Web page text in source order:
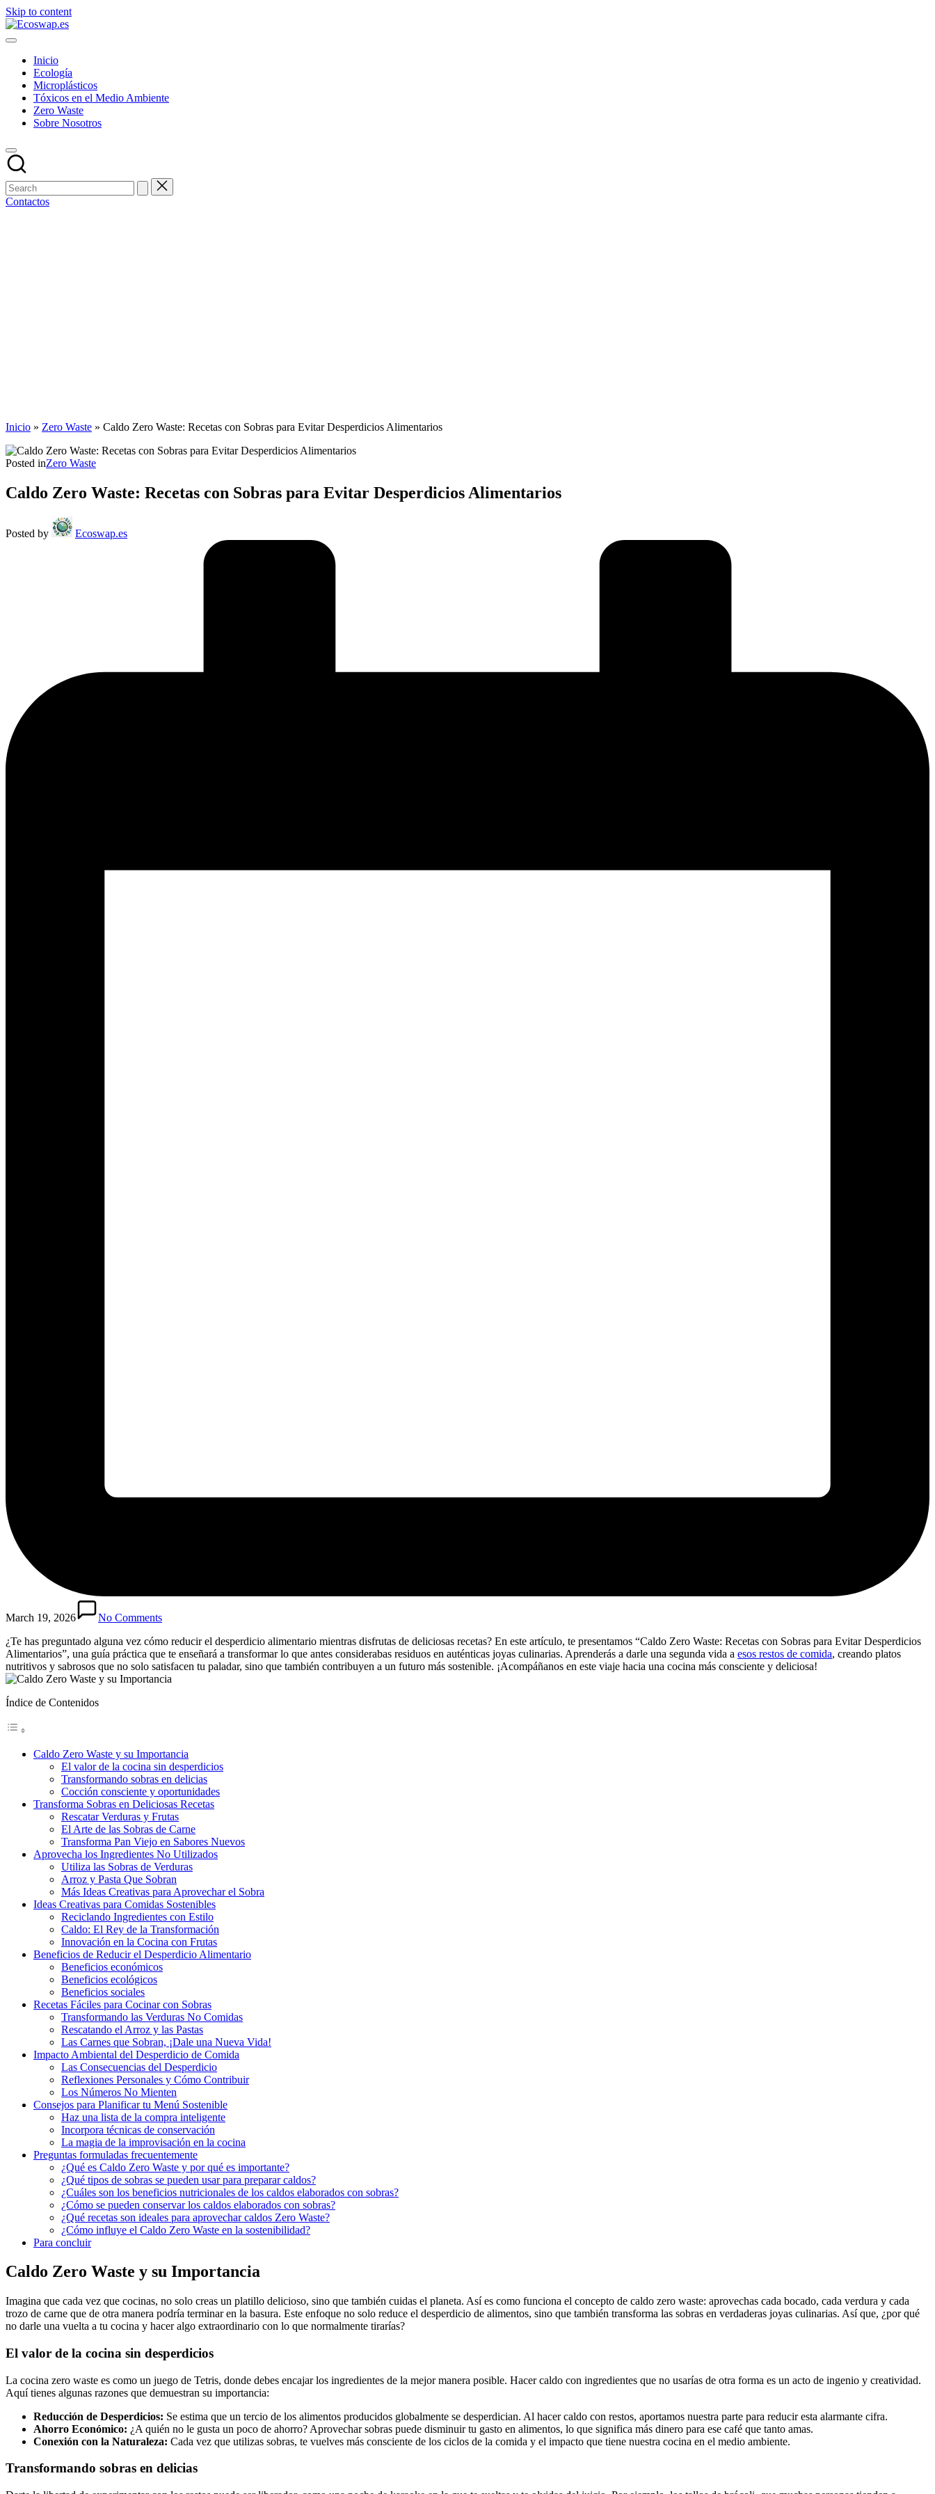
Skip to content
Inicio
Ecología
Microplásticos
Tóxicos en el Medio Ambiente
Zero Waste
Sobre Nosotros
Contactos
Inicio » Zero Waste » Caldo Zero Waste: Recetas con Sobras para Evitar Desperdicios Alimentarios
Posted inZero Waste
Caldo Zero Waste: Recetas con Sobras para Evitar Desperdicios Alimentarios
Posted by Ecoswap.es
March 19, 2026
No Comments
¿Te has preguntado alguna vez cómo reducir el desperdicio alimentario mientras disfrutas de deliciosas recetas? En este artículo, te presentamos “Caldo Zero Waste: Recetas con Sobras para Evitar Desperdicios
Alimentarios”, una guía práctica que te enseñará a transformar lo que antes considerabas residuos en auténticas joyas culinarias. Aprenderás a darle una segunda vida a esos restos de comida, creando platos
nutritivos y sabrosos que no solo satisfacen tu paladar, sino que también contribuyen a un futuro más sostenible. ¡Acompáñanos en este viaje hacia una cocina más consciente y deliciosa!
Índice de Contenidos
Caldo Zero Waste y su Importancia
El valor de la cocina sin desperdicios
Transformando sobras en delicias
Cocción consciente y oportunidades
Transforma Sobras en Deliciosas Recetas
Rescatar Verduras y Frutas
El Arte de las Sobras de Carne
Transforma Pan Viejo en Sabores Nuevos
Aprovecha los Ingredientes No Utilizados
Utiliza las Sobras de Verduras
Arroz y Pasta Que Sobran
Más Ideas Creativas para Aprovechar el Sobra
Ideas Creativas para Comidas Sostenibles
Reciclando Ingredientes con Estilo
Caldo: El Rey de la Transformación
Innovación en la Cocina con Frutas
Beneficios de Reducir el Desperdicio Alimentario
Beneficios económicos
Beneficios ecológicos
Beneficios sociales
Recetas Fáciles para Cocinar con Sobras
Transformando las Verduras No Comidas
Rescatando el Arroz y las Pastas
Las Carnes que Sobran, ¡Dale una Nueva Vida!
Impacto Ambiental del Desperdicio de Comida
Las Consecuencias del Desperdicio
Reflexiones Personales y Cómo Contribuir
Los Números No Mienten
Consejos para Planificar tu Menú Sostenible
Haz una lista de la compra inteligente
Incorpora técnicas de conservación
La magia de la improvisación en la cocina
Preguntas formuladas frecuentemente
¿Qué es Caldo Zero Waste y por qué es importante?
¿Qué tipos de sobras se pueden usar para preparar caldos?
¿Cuáles son los beneficios nutricionales de los caldos elaborados con sobras?
¿Cómo se pueden conservar los caldos elaborados con sobras?
¿Qué recetas son ideales para aprovechar caldos Zero Waste?
¿Cómo influye el Caldo Zero Waste en la sostenibilidad?
Para concluir
Caldo Zero Waste y su Importancia
Imagina que cada vez que cocinas, no solo creas un platillo delicioso, sino que también cuidas el planeta. Así es como funciona el concepto de caldo zero waste: aprovechas cada bocado, cada verdura y cada
trozo de carne que de otra manera podría terminar en la basura. Este enfoque no solo reduce el desperdicio de alimentos, sino que también transforma las sobras en verdaderas joyas culinarias. Así que, ¿por qué
no darle una vuelta a tu cocina y hacer algo extraordinario con lo que normalmente tirarías?
El valor de la cocina sin desperdicios
La cocina zero waste es como un juego de Tetris, donde debes encajar los ingredientes de la mejor manera posible. Hacer caldo con ingredientes que no usarías de otra forma es un acto de ingenio y creatividad.
Aquí tienes algunas razones que demuestran su importancia:
Reducción de Desperdicios: Se estima que un tercio de los alimentos producidos globalmente se desperdician. Al hacer caldo con restos, aportamos nuestra parte para reducir esta alarmante cifra.
Ahorro Económico: ¿A quién no le gusta un poco de ahorro? Aprovechar sobras puede disminuir tu gasto en alimentos, lo que significa más dinero para ese café que tanto amas.
Conexión con la Naturaleza: Cada vez que utilizas sobras, te vuelves más consciente de los ciclos de la comida y el impacto que tiene nuestra cocina en el medio ambiente.
Transformando sobras en delicias